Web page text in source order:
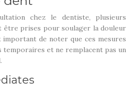
chez le dentiste, plusieurs
être prises pour soulager la douleur
important de noter que ces mesures
temporaires et ne remplacent pas un